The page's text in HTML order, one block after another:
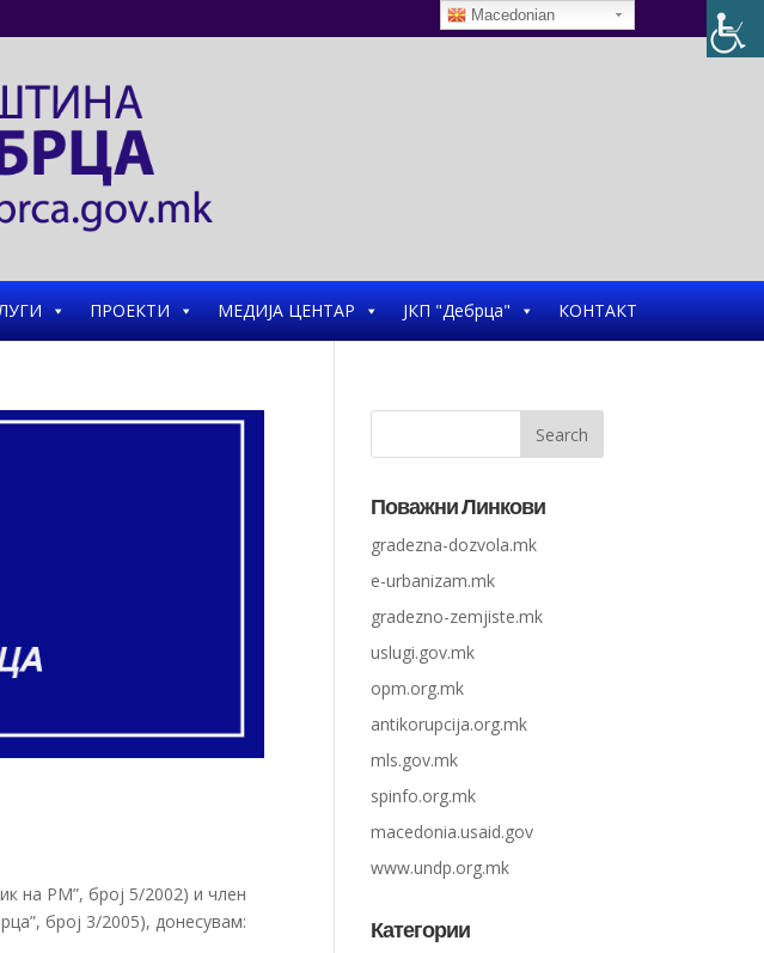
ПРОЕКТИ МЕДИЈА ЦЕНТАР ЈКП "Дебрца" КОНТАКТ
на РМ”, број 5/2002) и член
број 3/2005), донесувам:
Поважни Линкови
gradezna-dozvola.mk
e-urbanizam.mk
gradezno-zemjiste.mk
uslugi.gov.mk
opm.org.mk
antikorupcija.org.mk
mls.gov.mk
spinfo.org.mk
macedonia.usaid.gov
www.undp.org.mk
Категории
Macedonian